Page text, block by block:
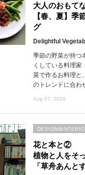
大人のおもて
【春、夏】季
グ
Delightful
季節の野菜が持つ
くしている料理
菜で作るお料理と
のトレンドに合わ
Aug 07, 2026
花と本と②
植物と人をそ
「草舟あんと